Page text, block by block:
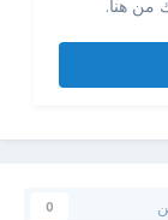
هنا.
0